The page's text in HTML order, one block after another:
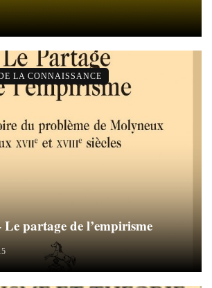
partage de l’empirisme
LA CONNAISSANCE